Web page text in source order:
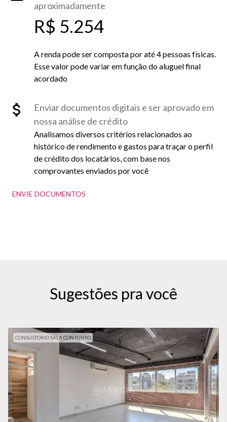
aproximadamente
R$ 5.254
A renda pode ser composta por até 4 pessoas físicas.
Esse valor pode variar em função do aluguel final
acordado
Enviar documentos digitais e ser aprovado em
nossa análise de crédito
Analisamos diversos critérios relacionados ao
histórico de rendimento e gastos para traçar o perfil
de crédito dos locatários, com base nos
comprovantes enviados por você
ENVIE DOCUMENTOS
Sugestões pra você
CONSULTORIO SALA CONJUNTO